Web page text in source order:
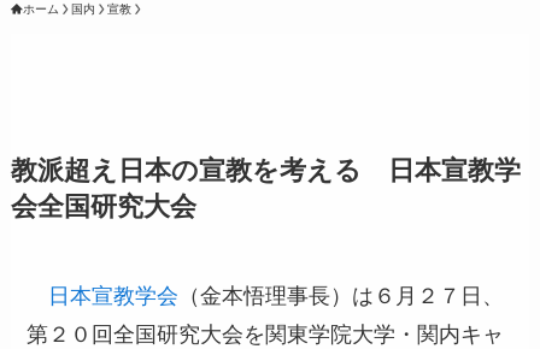
ホーム 国内 宣教
教派超え日本の宣教を考える 日本宣教学
会全国研究大会
日本宣教学会 （金本悟理事長）は６月２７日、
第２０回全国研究大会を関東学院大学・関内キャ